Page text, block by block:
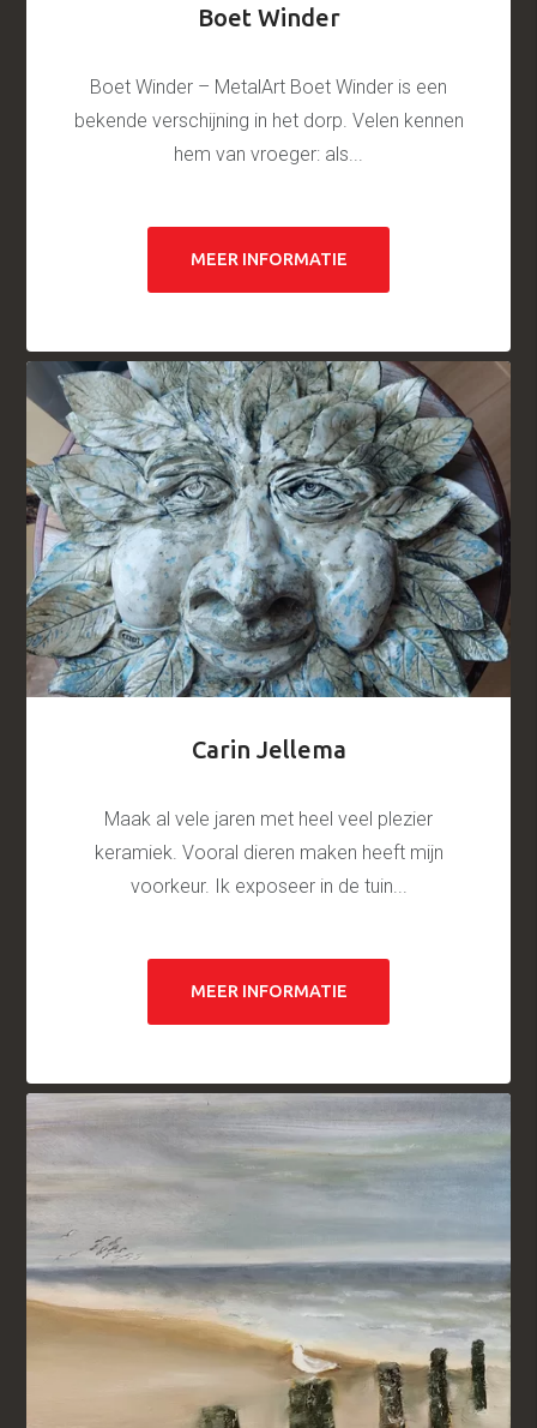
Boet Winder
Boet Winder – MetalArt Boet Winder is een
bekende verschijning in het dorp. Velen kennen
hem van vroeger: als...
MEER INFORMATIE
Carin Jellema
Maak al vele jaren met heel veel plezier
keramiek. Vooral dieren maken heeft mijn
voorkeur. Ik exposeer in de tuin...
MEER INFORMATIE